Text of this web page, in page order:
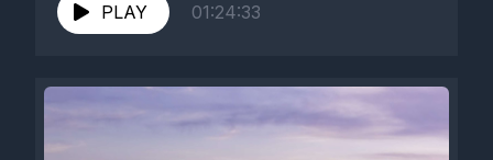
PLAY
01:24:33